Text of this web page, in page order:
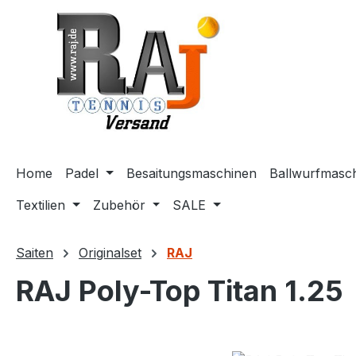
Hauptinhalt springen
Zur Suche springen
Zur Hauptnavigation springen
Home Padel Besaitungsmaschinen
Textilien
Zubehör SALE
Saiten Originalset RAJ
RAJ Poly-Top Titan 1.25